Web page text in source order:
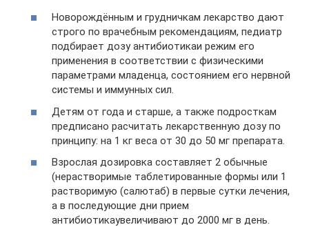
Новорождённым и грудничкам лекарство дают
строго по врачебным рекомендациям, педиатр
подбирает дозу антибиотикаи режим его
применения в соответствии с физическими
параметрами младенца, состоянием его нервной
системы и иммунных сил.
Детям от года и старше, а также подросткам
предписано расчитать лекарственную дозу по
принципу: на 1 кг веса от 30 до 50 мг препарата.
Взрослая дозировка составляет 2 обычные
(нерастворимые таблетированные формы или 1
растворимую (салютаб) в первые сутки лечения,
а в последующие дни прием
антибиотикаувеличивают до 2000 мг в день.